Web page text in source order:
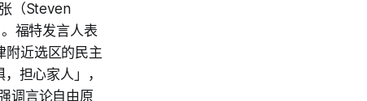
（Steven
福特发言人表
附近选区的民主
担心家人」，
调言论自由原